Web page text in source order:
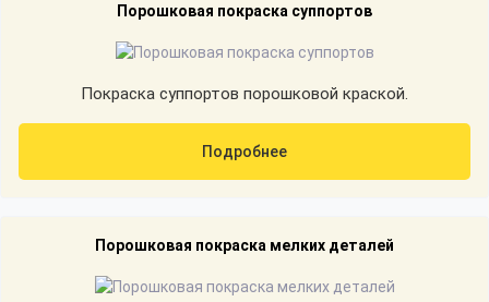
Порошковая покраска суппортов
Покраска суппортов порошковой краской.
Подробнее
Порошковая покраска мелких деталей